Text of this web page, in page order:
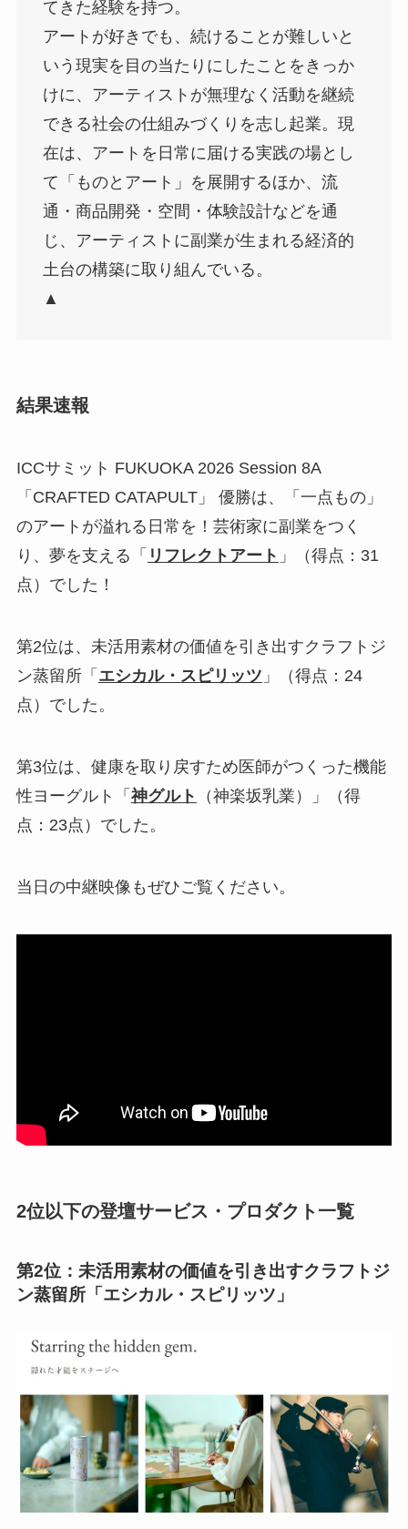
てきた経験を持つ。
アートが好きでも、続けることが難しいと
いう現実を目の当たりにしたことをきっか
けに、アーティストが無理なく活動を継続
できる社会の仕組みづくりを志し起業。現
在は、アートを日常に届ける実践の場とし
て「ものとアート」を展開するほか、流
通・商品開発・空間・体験設計などを通
じ、アーティストに副業が生まれる経済的
土台の構築に取り組んでいる。
▲
結果速報
ICCサミット FUKUOKA 2026 Session 8A
「CRAFTED CATAPULT」 優勝は、「一点もの」
のアートが溢れる日常を！芸術家に副業をつく
り、夢を支える「 リフレクトアート 」（得点：31
点）でした！
第2位は、未活用素材の価値を引き出すクラフトジ
ン蒸留所「 エシカル・スピリッツ 」（得点：24
点）でした。
第3位は、健康を取り戻すため医師がつくった機能
性ヨーグルト「 神グルト
（神楽坂乳業）」（得
点：23点）でした。
当日の中継映像もぜひご覧ください。
2位以下の登壇サービス・プロダクト一覧
第2位：未活用素材の価値を引き出すクラフトジ
ン蒸留所「エシカル・スピリッツ」